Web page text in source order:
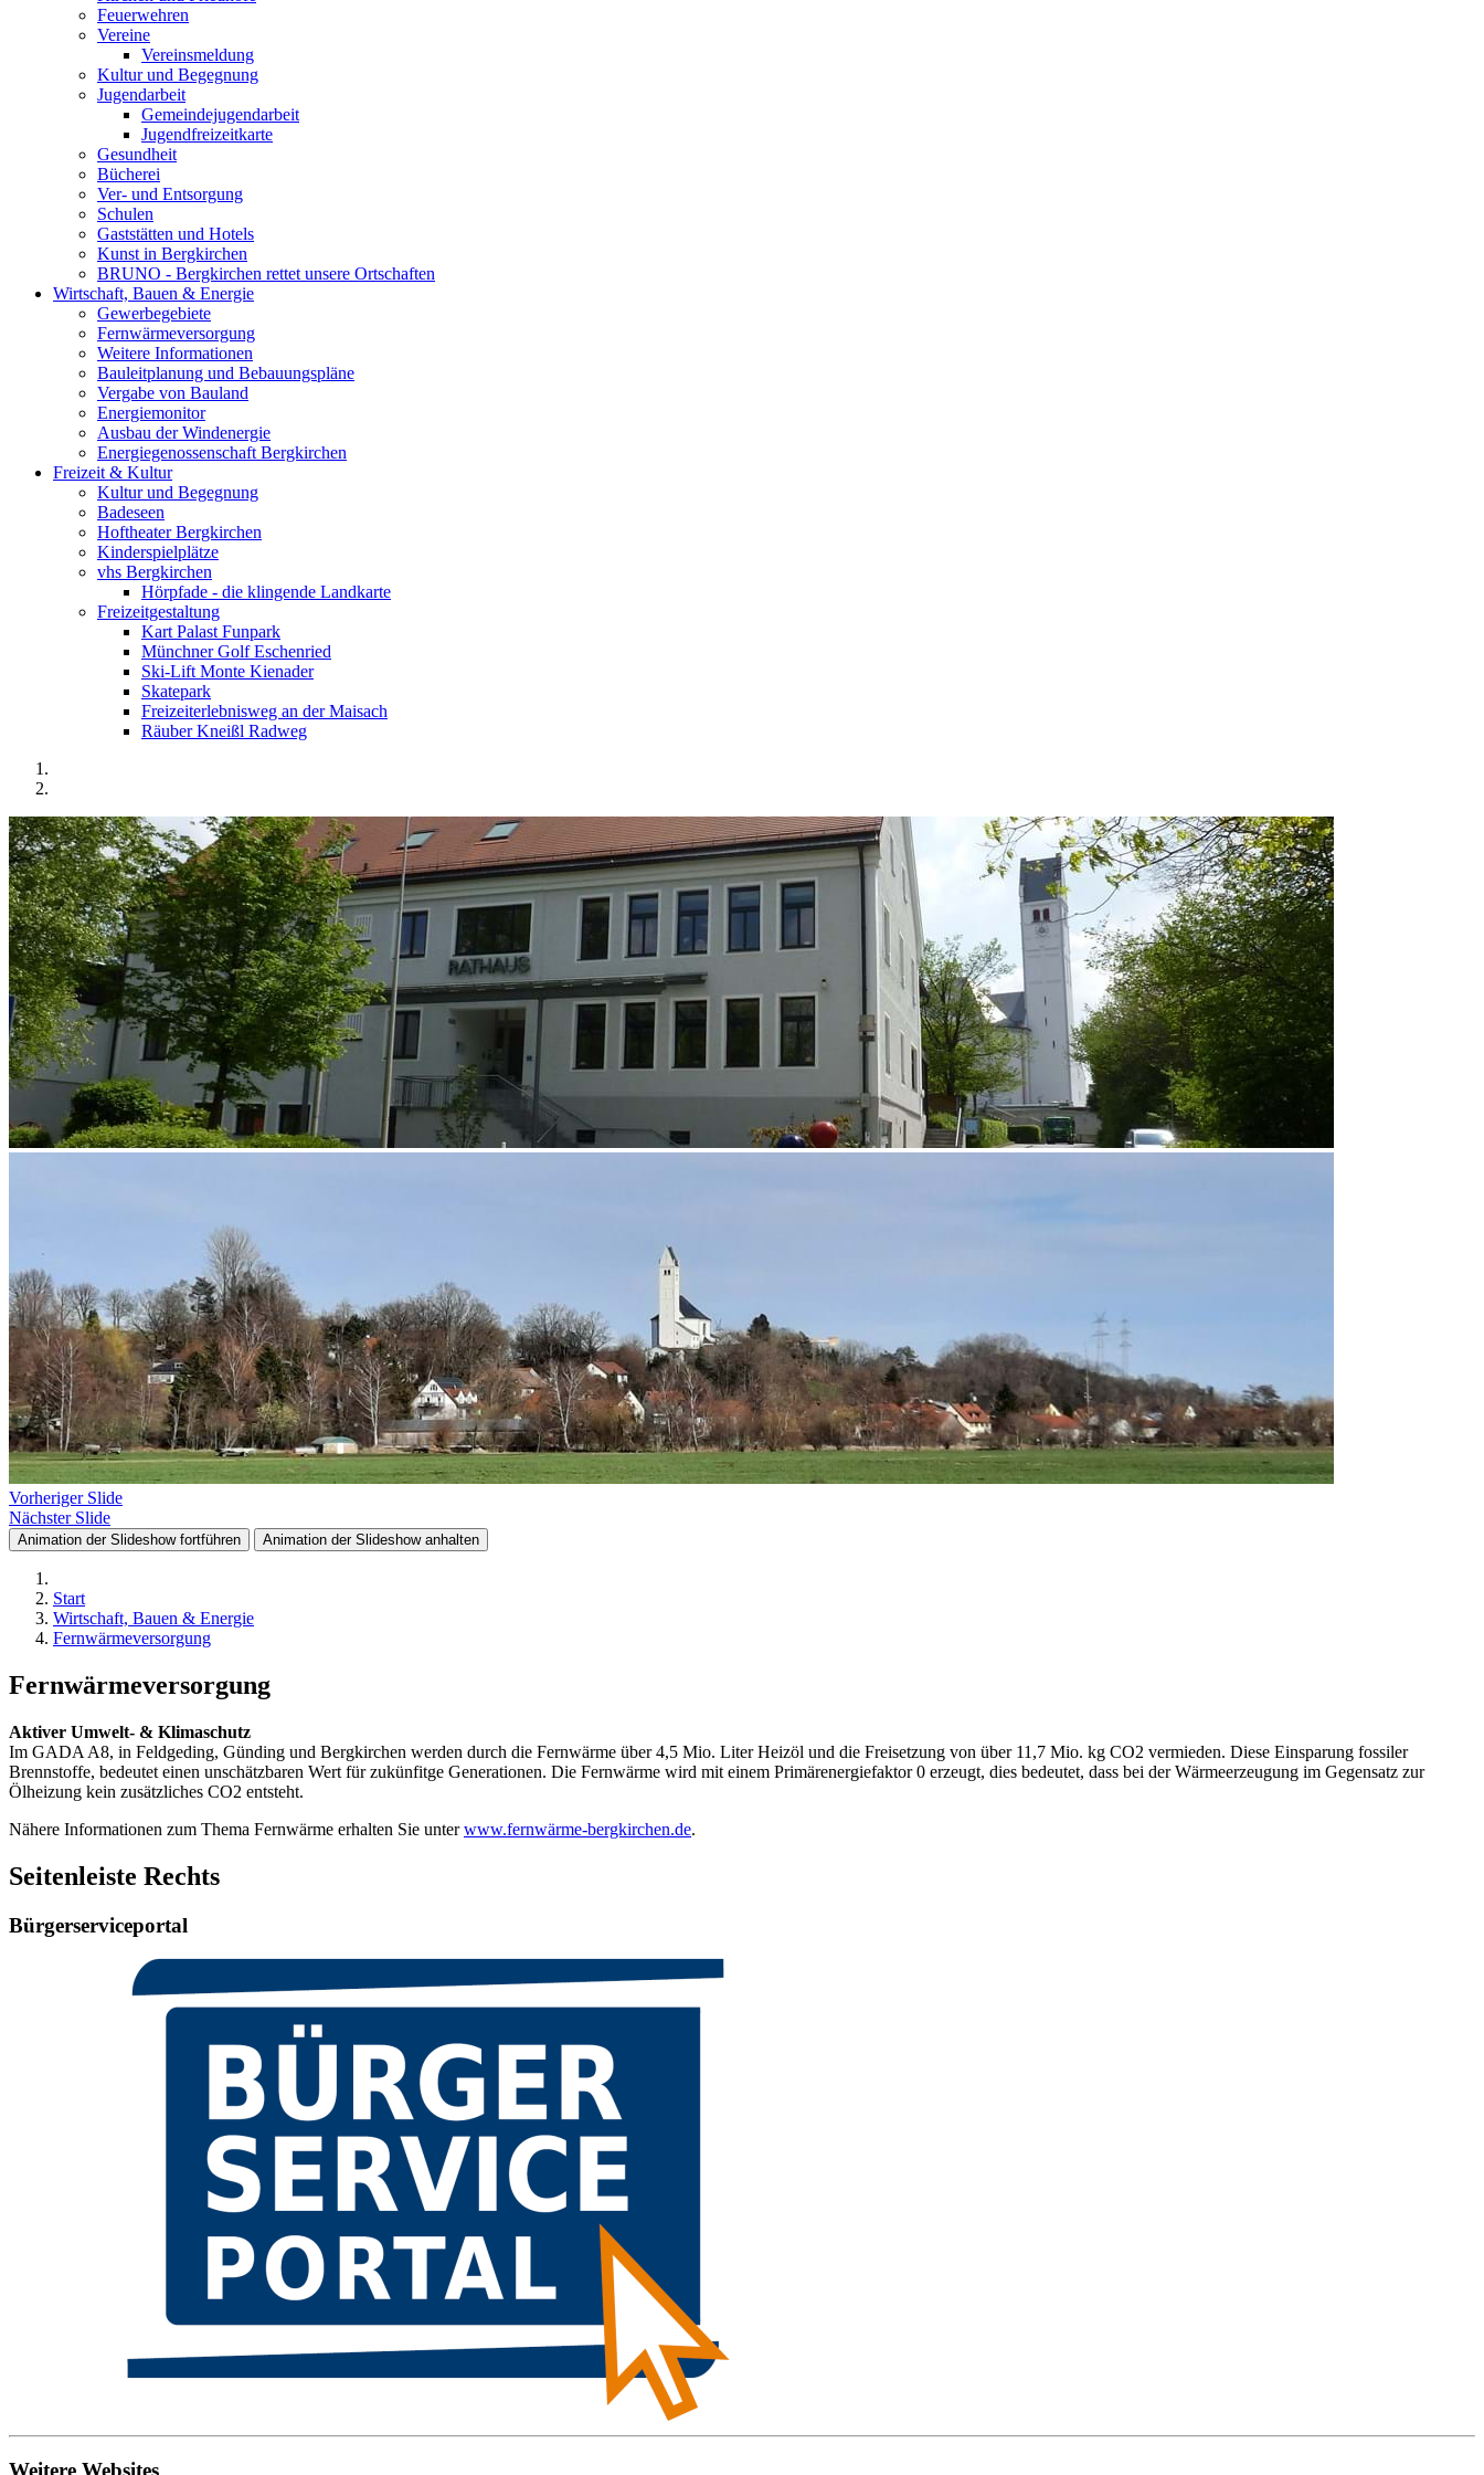
Feuerwehren
Vereine
Vereinsmeldung
Kultur und Begegnung
Jugendarbeit
Gemeindejugendarbeit
Jugendfreizeitkarte
Gesundheit
Bücherei
Ver- und Entsorgung
Schulen
Gaststätten und Hotels
Kunst in Bergkirchen
BRUNO - Bergkirchen rettet unsere Ortschaften
Wirtschaft, Bauen & Energie
Gewerbegebiete
Fernwärmeversorgung
Weitere Informationen
Bauleitplanung und Bebauungspläne
Vergabe von Bauland
Energiemonitor
Ausbau der Windenergie
Energiegenossenschaft Bergkirchen
Freizeit & Kultur
Kultur und Begegnung
Badeseen
Hoftheater Bergkirchen
Kinderspielplätze
vhs Bergkirchen
Hörpfade - die klingende Landkarte
Freizeitgestaltung
Kart Palast Funpark
Münchner Golf Eschenried
Ski-Lift Monte Kienader
Skatepark
Freizeiterlebnisweg an der Maisach
Räuber Kneißl Radweg
Vorheriger Slide
Nächster Slide
Animation der Slideshow fortführen Animation der Slideshow anhalten
Start
Wirtschaft, Bauen & Energie
Fernwärmeversorgung
Fernwärmeversorgung
Aktiver Umwelt- & Klimaschutz
Im GADA A8, in Feldgeding, Günding und Bergkirchen werden durch die Fernwärme über 4,5 Mio. Liter Heizöl und die Freisetzung von über 11,7 Mio. kg CO2 vermieden. Diese Einsparung fossiler
Brennstoffe, bedeutet einen unschätzbaren Wert für zukünfitge Generationen. Die Fernwärme wird mit einem Primärenergiefaktor 0 erzeugt, dies bedeutet, dass bei der Wärmeerzeugung im Gegensatz zur
Ölheizung kein zusätzliches CO2 entsteht.
Nähere Informationen zum Thema Fernwärme erhalten Sie unterwww.fernwärme-bergkirchen.de.
Seitenleiste Rechts
Bürgerserviceportal
Weitere Websites